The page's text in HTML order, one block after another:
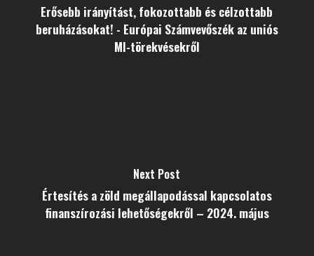
Erősebb irányítást, fokozottabb és célzottabb
beruházásokat! - Európai Számvevőszék az uniós
MI-törekvésekről
Next Post
Értesítés a zöld megállapodással kapcsolatos
finanszírozási lehetőségekről – 2024. május